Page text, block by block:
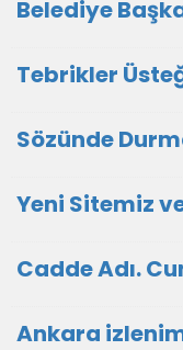
Belediye
Tebrikler
Sözünde
Yeni Sitemiz
Cadde Adı.
Ankara